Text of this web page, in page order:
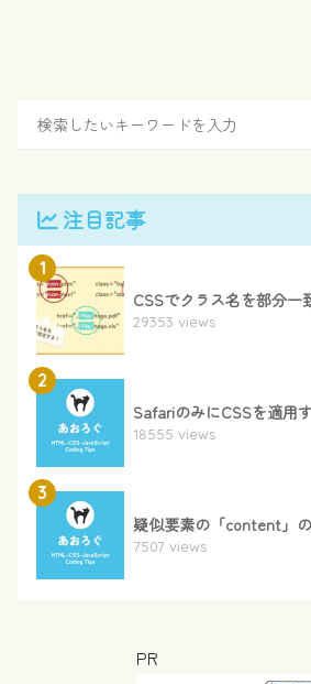
注目記事
1
CSSでクラス名を部分一
29353 views
2
SafariのみにCSSを適用
18555 views
3
疑似要素の「content」
7507 views
PR